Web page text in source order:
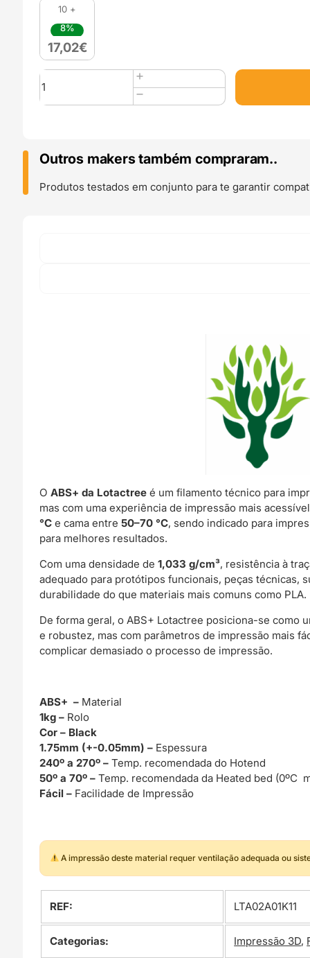
10 +
8%
17,02€
Quantidade
de
ABS+
-
Lotactree
Outros makers também compraram..
Produtos testados em conjunto para te garantir
OABS+ da Lotactree é um filamento técnico para
mas com uma experiência de impressão mais
°C e cama entre50–70 °C, sendo indicado para
para melhores resultados.
Com uma densidade de1,033 g/cm³, resistência à
adequado para protótipos funcionais, peças técnicas,
durabilidade do que materiais mais comuns como PLA.
De forma geral, o ABS+ Lotactree posiciona-se como
e robustez, mas com parâmetros de impressão mais
complicar demasiado o processo de impressão.
ABS+ – Material
1kg – Rolo
Cor – Black
1.75mm (+-0.05mm) – Espessura
240º a 270º – Temp. recomendada do Hotend
50º a 70º –Temp. recomendada da Heated bed (0ºC
Fácil – Facilidade de Impressão
A impressão deste material requer ventilação adequada ou
REF: LTA02A01K11
Categorias: Impressão 3D,